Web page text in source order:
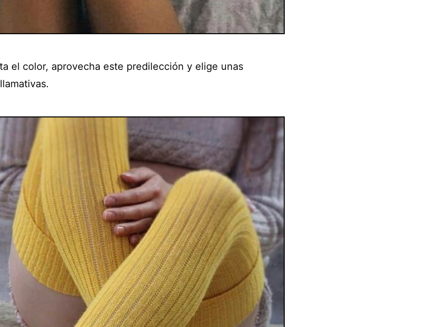
el color, aprovecha este predilección y elige unas